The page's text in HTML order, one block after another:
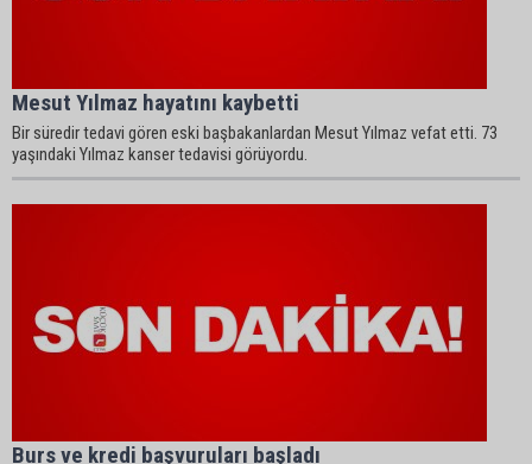
Mesut Yılmaz hayatını kaybetti
Bir süredir tedavi gören eski başbakanlardan Mesut Yılmaz vefat etti. 73
yaşındaki Yılmaz kanser tedavisi görüyordu.
Burs ve kredi başvuruları başladı